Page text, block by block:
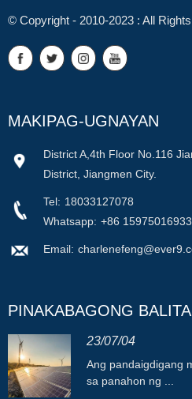
© Copyright - 2010-2023 : All
MAKIPAG-UGNAYAN
District A,4th Floor No.116
District, Jiangmen City.
Tel: 18033127078
Whatsapp: +86 15975016933
Email:
PINAKABAGONG BALITA
23/07/04
Ang pandaigdigang
sa panahon ng ...